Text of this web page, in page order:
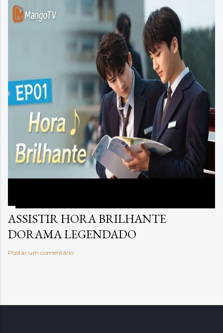
ASSISTIR HORA BRILHANTE
DORAMA LEGENDADO
Postar um comentário